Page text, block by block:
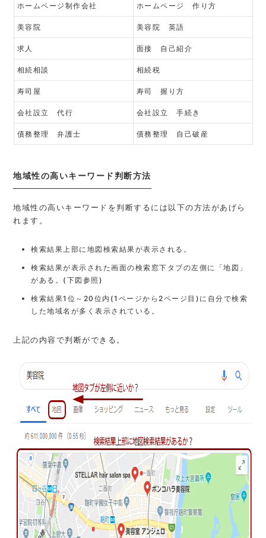
ホームページ制作会社 ホームページ 作り方
美容院 美容院 英語
求人 面接 自己紹介
相続相談 相続税
寿司屋 寿司 握り方
会社設立 代行 会社設立 手続き
債務整理 弁護士 債務整理 自己破産
地域性の高いキーワード判断方法
地域性の高いキーワードを判断するには以下の方法があげら
れます。
検索結果上部に地図検索結果が表示される。
検索結果が表示された画面の検索窓下タブの左側に「地図」
がある。(下図参照)
検索結果1位～20位内(1ページから2ページ目)に自分で検索
した地域名が多く表示されている。
上記の内容で判断ができる。